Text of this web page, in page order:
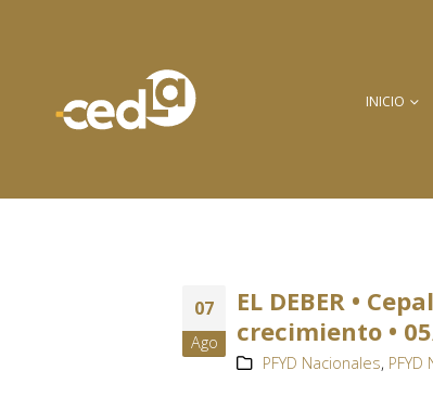
INICIO
07
Ago
EL DEBER •
crecimiento •
PFYD Nacionales, PFYD